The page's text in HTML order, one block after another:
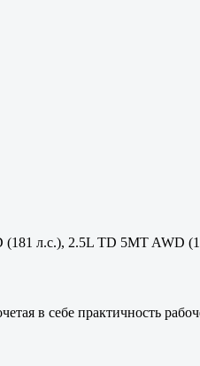
л.с.), 2.5L TD 5MT AWD
в себе практичность